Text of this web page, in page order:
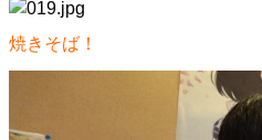
焼きそば！